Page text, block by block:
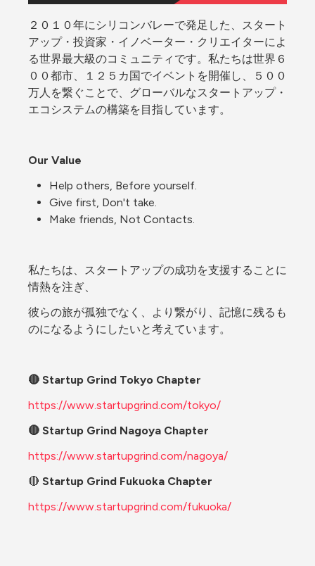
２０１０年にシリコンバレーで発足した、スタート
アップ・投資家・イノベーター・クリエイターによ
る世界最大級のコミュニティです。私たちは世界６
００都市、１２５カ国でイベントを開催し、５００
万人を繋ぐことで、グローバルなスタートアップ・
エコシステムの構築を目指しています。
Our Value
Help others, Before yourself.
Give first, Don't take.
Make friends, Not Contacts.
私たちは、スタートアップの成功を支援することに
情熱を注ぎ、
彼らの旅が孤独でなく、より繋がり、記憶に残るも
のになるようにしたいと考えています。
🔴 Startup Grind Tokyo Chapter
https://www.startupgrind.com/tokyo/
🔴 Startup Grind Nagoya Chapter
https://www.startupgrind.com/nagoya/
🔴 Startup Grind Fukuoka Chapter
https://www.startupgrind.com/fukuoka/